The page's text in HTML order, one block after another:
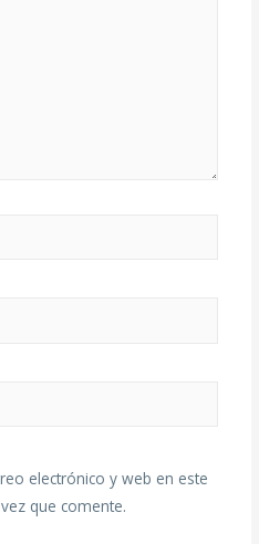
electrónico y web en este
que comente.